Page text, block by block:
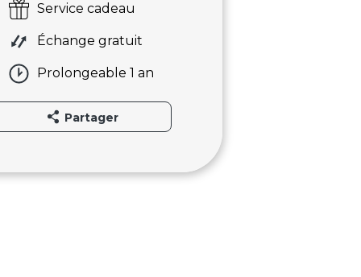
Service cadeau
Échange gratuit
Prolongeable 1 an
Partager